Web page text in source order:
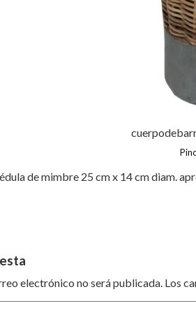
de mimbre 25 cm x 14 cm diam.
electrónico no será publicada. Los